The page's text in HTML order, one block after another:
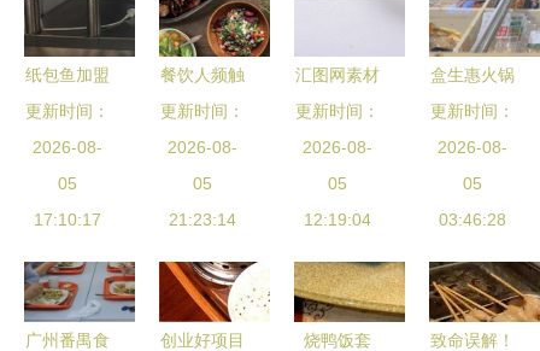
纸包鱼加盟
餐饮市场未
来的必由之
路
更新时间：
2026-08-
05
17:10:17
餐饮人频触
食品安全底
线，甩手掌
柜告诉你如
何最大程度
更新时间：
2026-08-
05
21:23:14
汇图网素材
灵感 肉松
类餐饮的视
觉构图与菜
品展示
更新时间：
2026-08-
05
12:19:04
盒生惠火锅
食材超市
餐饮新零售
时代的便携
火锅革命
更新时间：
2026-08-
05
03:46:28
广州番禺食
创业好项目
烧鸭饭套
致命误解！